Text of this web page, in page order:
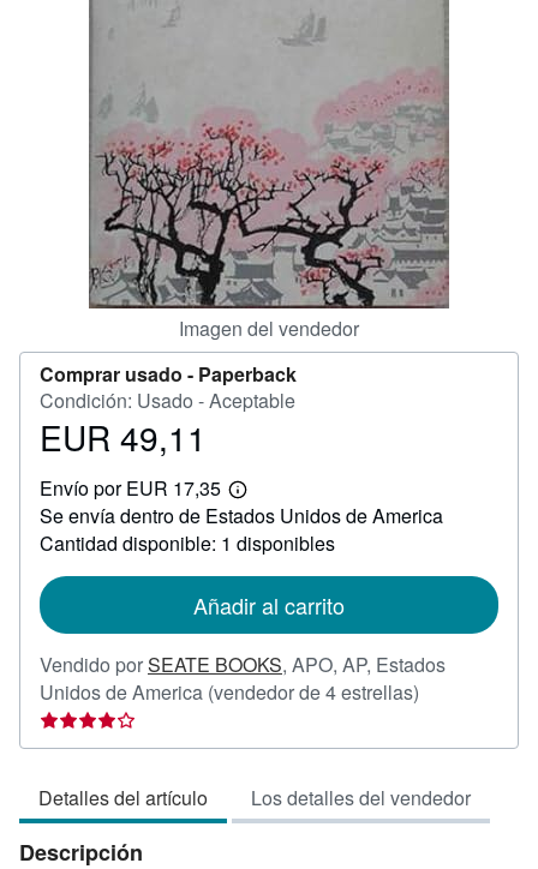
CERRAR
Imagen del vendedor
Comprar usado - Paperback
Condición: Usado - Aceptable
Precio
49,11
EUR 49,11
Envío por EUR 17,35
Más
información
sobre
las
envío
Se envía dentro de Estados Unidos de America
Cantidad disponible: 1 disponibles
Añadir al carrito
Vendido porSEATE BOOKS, APO, AP, Estados
Unidos de America (vendedor de 4 estrellas)
vendedor:
de
5
Detalles del artículo Los detalles del vendedor
Descripción